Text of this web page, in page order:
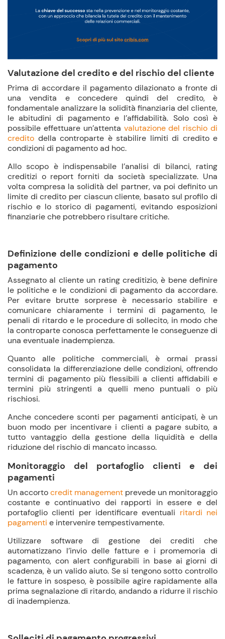
Valutazione del credito e del rischio del cliente
Prima di accordare il pagamento dilazionato a fronte di
una vendita e concedere quindi del credito, è
fondamentale analizzare la solidità finanziaria del cliente,
le abitudini di pagamento e l’affidabilità. Solo così è
possibile effettuare un’attenta valutazione del rischio di
credito della controparte è stabilire limiti di credito e
condizioni di pagamento ad hoc.
Allo scopo è indispensabile l’analisi di bilanci, rating
creditizi o report forniti da società specializzate. Una
volta compresa la solidità del partner, va poi definito un
limite di credito per ciascun cliente, basato sul profilo di
rischio e lo storico di pagamenti, evitando esposizioni
finanziarie che potrebbero risultare critiche.
Definizione delle condizioni e delle politiche di
pagamento
Assegnato al cliente un rating creditizio, è bene definire
le politiche e le condizioni di pagamento da accordare.
Per evitare brutte sorprese è necessario stabilire e
comunicare chiaramente i termini di pagamento, le
penali di ritardo e le procedure di sollecito, in modo che
la controparte conosca perfettamente le conseguenze di
una eventuale inadempienza.
Quanto alle politiche commerciali, è ormai prassi
consolidata la differenziazione delle condizioni, offrendo
termini di pagamento più flessibili a clienti affidabili e
termini più stringenti a quelli meno puntuali o più
rischiosi.
Anche concedere sconti per pagamenti anticipati, è un
buon modo per incentivare i clienti a pagare subito, a
tutto vantaggio della gestione della liquidità e della
riduzione del rischio di mancato incasso.
Monitoraggio del portafoglio clienti e dei
pagamenti
Un accortocredit management prevede un monitoraggio
costante e continuativo dei rapporti in essere e del
portafoglio clienti per identificare eventuali ritardi nei
pagamenti e intervenire tempestivamente.
Utilizzare software di gestione dei crediti che
automatizzano l’invio delle fatture e i promemoria di
pagamento, con alert configurabili in base ai giorni di
scadenza, è un valido aiuto. Se si tengono sotto controllo
le fatture in sospeso, è possibile agire rapidamente alla
prima segnalazione di ritardo, andando a ridurre il rischio
di inadempienza.